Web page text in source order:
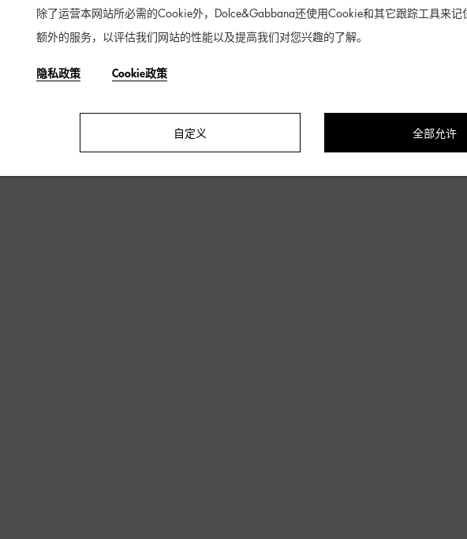
除了运营本网站所必需的Cookie外，Dolce&Gabbana还使用Cookie和其它跟踪工具来
额外的服务，以评估我们网站的性能以及提高我们对您兴趣的了解。
隐私政策 Cookie政策
自定义 全部允许